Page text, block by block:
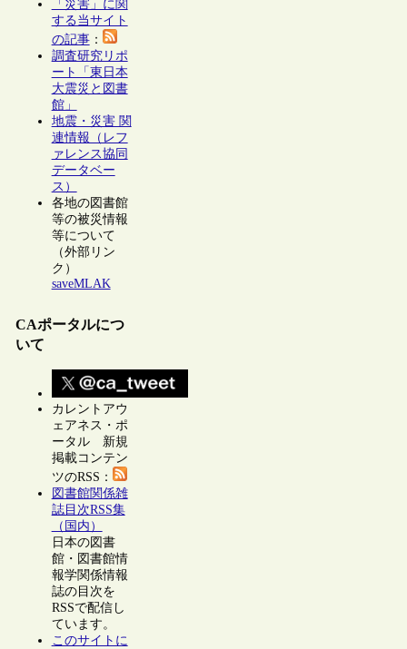
「災害」に関
する当サイト
の記事：
調査研究リポ
ート「東日本
大震災と図書
館」
地震・災害 関
連情報（レフ
ァレンス協同
データベー
ス）
各地の図書館
等の被災情報
等について
（外部リン
ク）
saveMLAK
CAポータルにつ
いて
カレントアウ
ェアネス・ポ
ータル 新規
掲載コンテン
ツのRSS：
図書館関係雑
誌目次RSS集
（国内）
日本の図書
館・図書館情
報学関係情報
誌の目次を
RSSで配信し
ています。
このサイトに